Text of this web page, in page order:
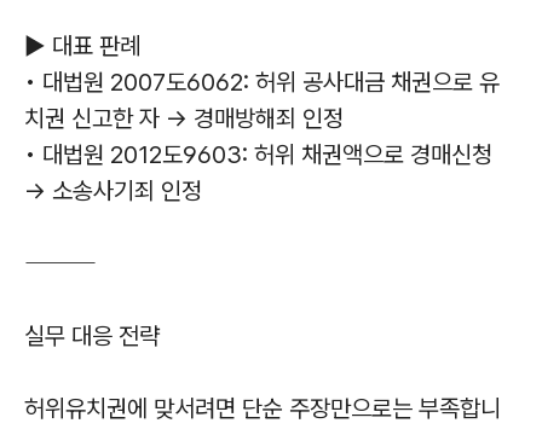
▶ 대표 판례
• 대법원 2007도6062: 허위 공사대금 채권으로 유
치권 신고한 자 → 경매방해죄 인정
• 대법원 2012도9603: 허위 채권액으로 경매신청
→ 소송사기죄 인정
⸻
실무 대응 전략
허위유치권에 맞서려면 단순 주장만으로는 부족합니